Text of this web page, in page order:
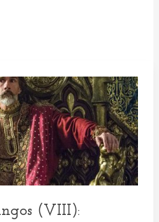
(VIII):